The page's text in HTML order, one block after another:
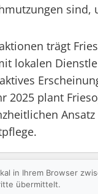
trägt
lokalen
2025 plant
in Ihrem Browser
übermittelt.